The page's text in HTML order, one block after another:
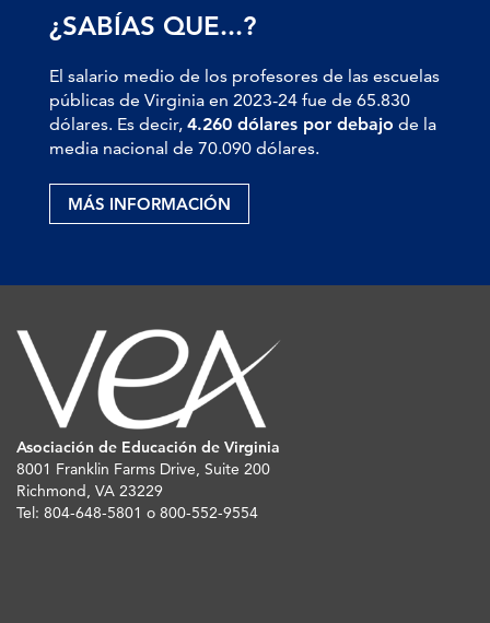
¿SABÍAS QUE...?
El salario medio de los profesores de las escuelas
públicas de Virginia en 2023-24 fue de 65.830
dólares. Es decir, 4.260 dólares por debajo de la
media nacional de 70.090 dólares.
MÁS INFORMACIÓN
Asociación de Educación de Virginia
8001 Franklin Farms Drive, Suite 200
Richmond, VA 23229
Tel: 804-648-5801 o 800-552-9554